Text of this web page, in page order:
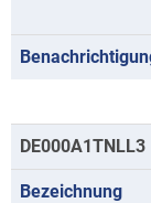
DE000A1TNLL3